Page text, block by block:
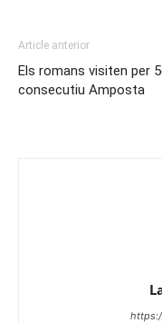
Article anterior
Els romans visiten per
consecutiu Amposta